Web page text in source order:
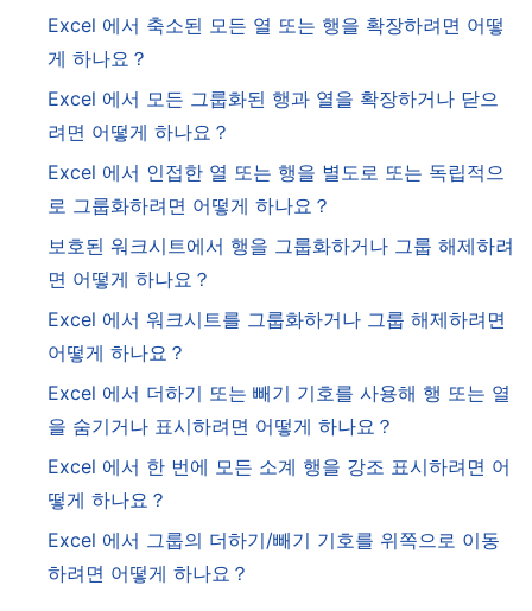
Excel 에서 축소된 모든 열 또는 행을 확장하려면 어떻
게 하나요？
Excel 에서 모든 그룹화된 행과 열을 확장하거나 닫으
려면 어떻게 하나요？
Excel 에서 인접한 열 또는 행을 별도로 또는 독립적으
로 그룹화하려면 어떻게 하나요？
보호된 워크시트에서 행을 그룹화하거나 그룹 해제하려
면 어떻게 하나요？
Excel 에서 워크시트를 그룹화하거나 그룹 해제하려면
어떻게 하나요？
Excel 에서 더하기 또는 빼기 기호를 사용해 행 또는 열
을 숨기거나 표시하려면 어떻게 하나요？
Excel 에서 한 번에 모든 소계 행을 강조 표시하려면 어
떻게 하나요？
Excel 에서 그룹의 더하기/빼기 기호를 위쪽으로 이동
하려면 어떻게 하나요？